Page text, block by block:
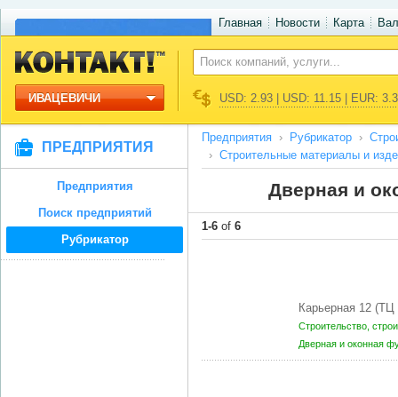
Главная Новости Карта
ИВАЦЕВИЧИ USD: 2.93 | USD: 11.15 | EUR:
ПРЕДПРИЯТИЯ
Предприятия
Поиск предприятий
Рубрикатор
Предприятия Рубрикатор
Строительные материалы и
Дверная и
1-6 of 6
Карьерная 12
Строительство,
Дверная и оконная